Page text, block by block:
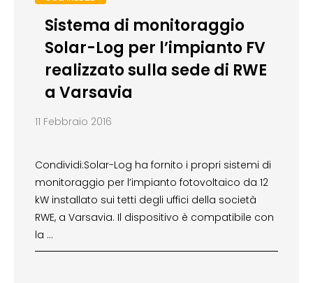
Sistema di monitoraggio
Solar-Log per l’impianto FV
realizzato sulla sede di RWE
a Varsavia
11 Febbraio 2016
Condividi:Solar-Log ha fornito i propri sistemi di
monitoraggio per l’impianto fotovoltaico da 12
kW installato sui tetti degli uffici della società
RWE, a Varsavia. Il dispositivo è compatibile con
la …